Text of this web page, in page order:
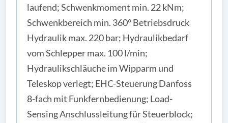
laufend; Schwenkmoment min. 22 kNm;
Schwenkbereich min. 360° Betriebsdruck
Hydraulik max. 220 bar; Hydraulikbedarf
vom Schlepper max. 100 l/min;
Hydraulikschläuche im Wipparm und
Teleskop verlegt; EHC-Steuerung Danfoss
8-fach mit Funkfernbedienung; Load-
Sensing Anschlussleitung für Steuerblock;